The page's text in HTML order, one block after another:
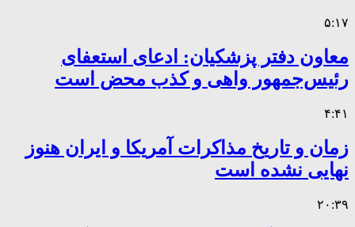
۵:۱۷
معاون دفتر پزشکیان: ادعای استعفای
رئیس‌جمهور واهی و کذب محض است
۴:۴۱
زمان و تاریخ مذاکرات آمریکا و ایران هنوز
نهایی نشده است
۲۰:۳۹